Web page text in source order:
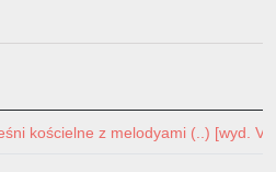
kościelne z melodyami (..) [wyd. V